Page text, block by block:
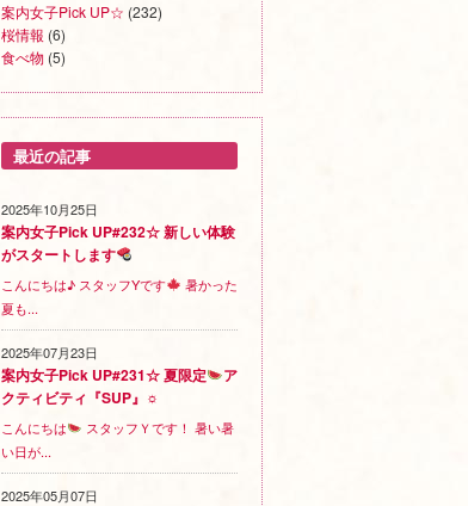
案内女子Pick UP☆ (232)
桜情報 (6)
食べ物 (5)
最近の記事
2025年10月25日
案内女子Pick UP#232☆ 新しい体験
がスタートします
こんにちは♪ スタッフYです
暑かった
夏も...
2025年07月23日
案内女子Pick UP#231☆ 夏限定
ア
クティビティ『SUP』☼
こんにちは
スタッフＹです！ 暑い暑
い日が...
2025年05月07日